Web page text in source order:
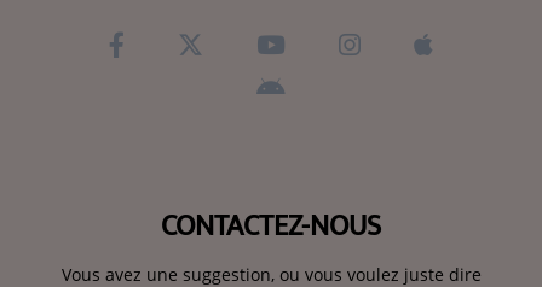
CONTACTEZ-NOUS
Vous avez une suggestion, ou vous voulez juste dire